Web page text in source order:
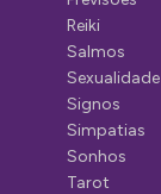
Reiki
Salmos
Sexualidade
Signos
Simpatias
Sonhos
Tarot